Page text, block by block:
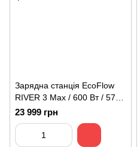
Зарядна станція EcoFlow
RIVER 3 Max / 600 Вт / 572
Вт⋅год / LiFePO4
23 999 грн